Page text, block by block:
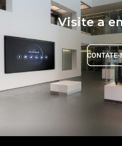
Visite a
CONTATE-